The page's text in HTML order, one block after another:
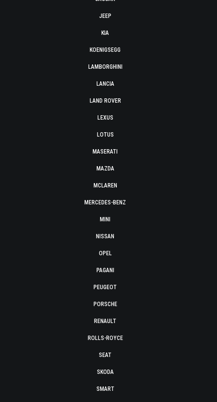
JEEP
KIA
KOENIGSEGG
LAMBORGHINI
LANCIA
LAND ROVER
LEXUS
LOTUS
MASERATI
MAZDA
MCLAREN
MERCEDES-BENZ
MINI
NISSAN
OPEL
PAGANI
PEUGEOT
PORSCHE
RENAULT
ROLLS-ROYCE
SEAT
SKODA
SMART